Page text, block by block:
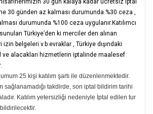
30 gün kalaya kadar ücretsiz iptal
30 günden az kalması durumunda %30 ceza ,
durumunda %100 ceza uygulanır.Katılımcı
Türkiye’den ki merciler den alınan
belgeleri v.b evraklar , Türkiye dışındaki
ve alacakları hizmetlerin iptalinde maalesef
25 kişi katılım şartı ile düzenlenmektedir.
sağlanamadığı takdirde, son iptal bildirim tarihi
Katılım yetersizliği nedeniyle İptal edilen tur